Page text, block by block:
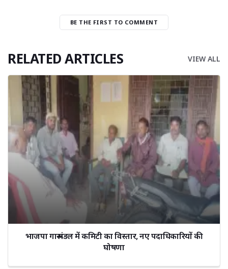
BE THE FIRST TO COMMENT
RELATED ARTICLES VIEW ALL
भाजपा गारू मंडल में कमिटी का विस्तार, नए पदाधिकारियों की
घोषणा